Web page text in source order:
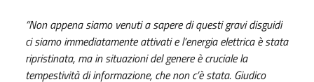
“Non appena siamo venuti a sapere di questi gravi disguidi
ci siamo immediatamente attivati e l’energia elettrica è stata
ripristinata, ma in situazioni del genere è cruciale la
tempestività di informazione, che non c’è stata. Giudico